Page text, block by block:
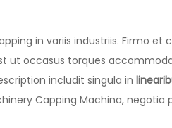
in variis industriis. Firmo et
ut occasus torques
includit singula in
Capping Machina, negotia